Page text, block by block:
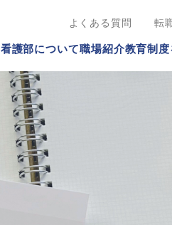
よくある質問 転
看護部について職場紹介教育制度